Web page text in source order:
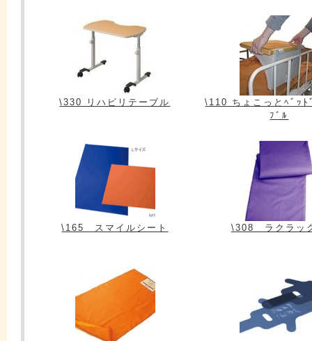
\330 リハビリテーブル
\110 ちょこっとﾍﾞｯ
ﾌﾞﾙ
\165 スマイルシート \308 ラクラッ